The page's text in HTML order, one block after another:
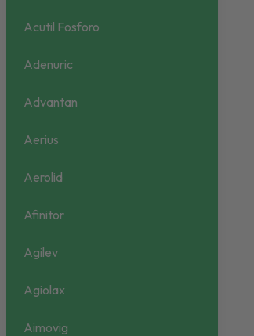
Acutil Fosforo
Adenuric
Advantan
Aerius
Aerolid
Afinitor
Agilev
Agiolax
Aimovig